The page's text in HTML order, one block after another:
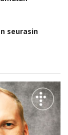
seurasin